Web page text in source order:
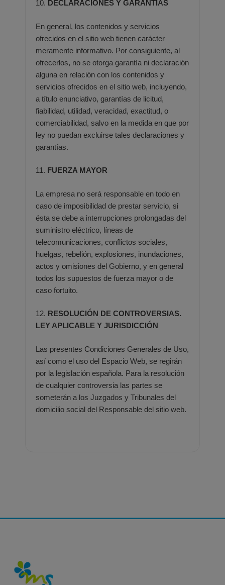
10. DECLARACIONES Y GARANTÍAS
En general, los contenidos y servicios
ofrecidos en el sitio web tienen carácter
meramente informativo. Por consiguiente, al
ofrecerlos, no se otorga garantía ni declaración
alguna en relación con los contenidos y
servicios ofrecidos en el sitio web, incluyendo,
a título enunciativo, garantías de licitud,
fiabilidad, utilidad, veracidad, exactitud, o
comerciabilidad, salvo en la medida en que por
ley no puedan excluirse tales declaraciones y
garantías.
11. FUERZA MAYOR
La empresa no será responsable en todo en
caso de imposibilidad de prestar servicio, si
ésta se debe a interrupciones prolongadas del
suministro eléctrico, líneas de
telecomunicaciones, conflictos sociales,
huelgas, rebelión, explosiones, inundaciones,
actos y omisiones del Gobierno, y en general
todos los supuestos de fuerza mayor o de
caso fortuito.
12. RESOLUCIÓN DE CONTROVERSIAS.
LEY APLICABLE Y JURISDICCIÓN
Las presentes Condiciones Generales de Uso,
así como el uso del Espacio Web, se regirán
por la legislación española. Para la resolución
de cualquier controversia las partes se
someterán a los Juzgados y Tribunales del
domicilio social del Responsable del sitio web.